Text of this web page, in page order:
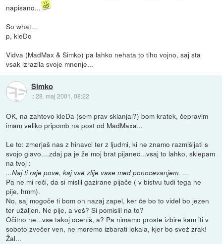
napisano...
So what...
p, kleDo
Vidva (MadMax & Simko) pa lahko nehata to tiho vojno, saj sta
vsak izrazila svoje mnenje...
Simko
::28. maj 2001, 08:22
OK, na zahtevo kleDa (sem prav sklanjal?) bom kratek, čepravim
imam veliko pripomb na post od MadMaxa...
Le to: zmerjaš nas z hinavci ter z ljudmi, ki ne znamo razmišljati s
svojo glavo....zdaj pa je že moj brat pijanec...vsaj to lahko, sklepam
na tvoj :
...Naj ti raje pove, kaj vse zlije vase med ponocevanjem. ...
Pa ne mi reči, da si mislil gazirane pijače ( v bistvu tudi tega ne
pije, hmm).
No, saj mogoče ti bom on nazaj zapel, ker če bo to videl bo jezen
ter užaljen. Ne pije, a veš? Si pomislil na to?
Očitno ne...vse takoj oceniš, a? Pa nimamo proste izbire kam iti v
soboto zvečer ven, ne moremo izbarati lokala, kjer bo svež zrak!
Žal...